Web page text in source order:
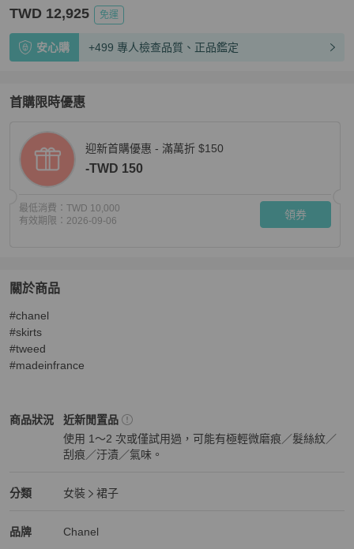
TWD 12,925 免運
安心購 +499 專人檢查品質、正品鑑定
首購限時優惠
迎新首購優惠 - 滿萬折 $150
-TWD 150
最低消費： TWD 10,000
有效期限： 2026-09-06 領券
關於商品
關於Chanel skirts tweed 香奈兒
#chanel
#skirts
#tweed
#madeinfrance
商品狀況
Chanel女裝商品狀態與細節
近新閒置品
使用 1～2 次或僅試用過，可能有極輕微磨痕／髮絲紋／
刮痕／汙漬／氣味。
分類
Chanel 女裝分類資訊
女裝
裙子
品牌
Chanel 精品女裝品牌介紹
Chanel
Chanel 推薦清單